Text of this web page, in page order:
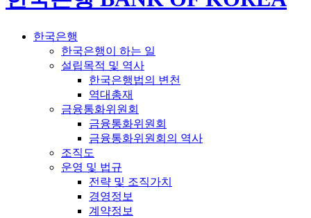
한국은행
한국은행이 하는 일
설립목적 및 역사
한국은행법의 변천
역대총재
금융통화위원회
금융통화위원회
금융통화위원회의 역사
조직도
운영 및 법규
전략 및 조직가치
경영정보
계약정보